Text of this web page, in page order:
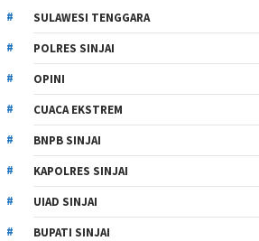
SULAWESI TENGGARA
POLRES SINJAI
OPINI
CUACA EKSTREM
BNPB SINJAI
KAPOLRES SINJAI
UIAD SINJAI
BUPATI SINJAI